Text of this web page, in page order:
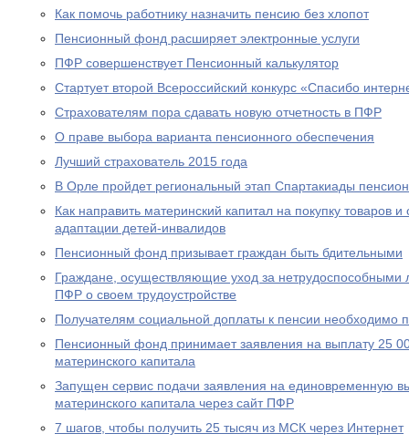
Как помочь работнику назначить пенсию без хлопот
Пенсионный фонд расширяет электронные услуги
ПФР совершенствует Пенсионный калькулятор
Стартует второй Всероссийский конкурс «Спасибо
Страхователям пора сдавать новую отчетность в ПФР
О праве выбора варианта пенсионного обеспечения
Лучший страхователь 2015 года
В Орле пройдет региональный этап Спартакиады
Как направить материнский капитал на покупку товаров
адаптации детей-инвалидов
Пенсионный фонд призывает граждан быть бдительными
Граждане, осуществляющие уход за
ПФР о своем трудоустройстве
Получателям социальной доплаты к пенсии необходимо
Пенсионный фонд принимает заявления на выплату 25
материнского капитала
Запущен сервис подачи заявления на единовременную
материнского капитала через сайт ПФР
7 шагов, чтобы получить 25 тысяч из МСК через Интернет